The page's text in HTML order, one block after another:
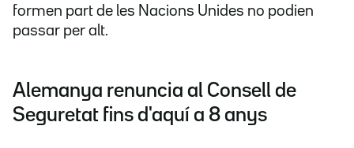
formen part de les Nacions Unides no podien
passar per alt.
Alemanya renuncia al Consell de
Seguretat fins d'aquí a 8 anys